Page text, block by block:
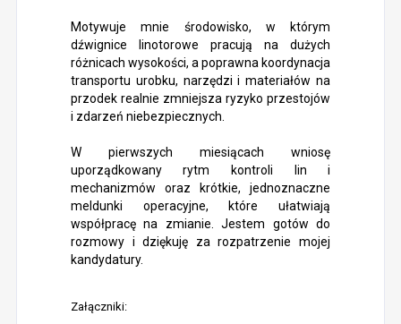
Motywuje mnie środowisko, w którym
dźwignice linotorowe pracują na dużych
różnicach wysokości, a poprawna koordynacja
transportu urobku, narzędzi i materiałów na
przodek realnie zmniejsza ryzyko przestojów
i zdarzeń niebezpiecznych.
W pierwszych miesiącach wniosę
uporządkowany rytm kontroli lin i
mechanizmów oraz krótkie, jednoznaczne
meldunki operacyjne, które ułatwiają
współpracę na zmianie. Jestem gotów do
rozmowy i dziękuję za rozpatrzenie mojej
kandydatury.
Załączniki: